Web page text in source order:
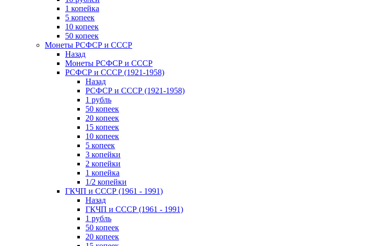
1 копейка
5 копеек
10 копеек
50 копеек
Монеты РСФСР и СССР
Назад
Монеты РСФСР и СССР
РСФСР и СССР (1921-1958)
Назад
РСФСР и СССР (1921-1958)
1 рубль
50 копеек
20 копеек
15 копеек
10 копеек
5 копеек
3 копейки
2 копейки
1 копейка
1/2 копейки
ГКЧП и СССР (1961 - 1991)
Назад
ГКЧП и СССР (1961 - 1991)
1 рубль
50 копеек
20 копеек